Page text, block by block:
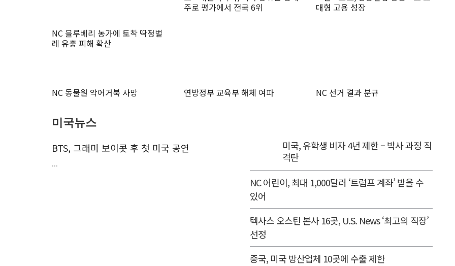
NC 블루베리 농가에 토착 딱정벌
레 유충 피해 확산
주로 평가에서 전국 6위
대형 고용 성장
NC 동물원 악어거북 사망 연방정부 교육부 해체 여파 NC 선거 결과 분규
미국뉴스
BTS, 그래미 보이콧 후 첫 미국 공연
...
미국, 유학생 비자 4년 제한 – 박사 과정 직
격탄
NC 어린이, 최대 1,000달러 ‘트럼프 계좌’ 받을 수
있어
텍사스 오스틴 본사 16곳, U.S. News ‘최고의 직장’
선정
중국, 미국 방산업체 10곳에 수출 제한